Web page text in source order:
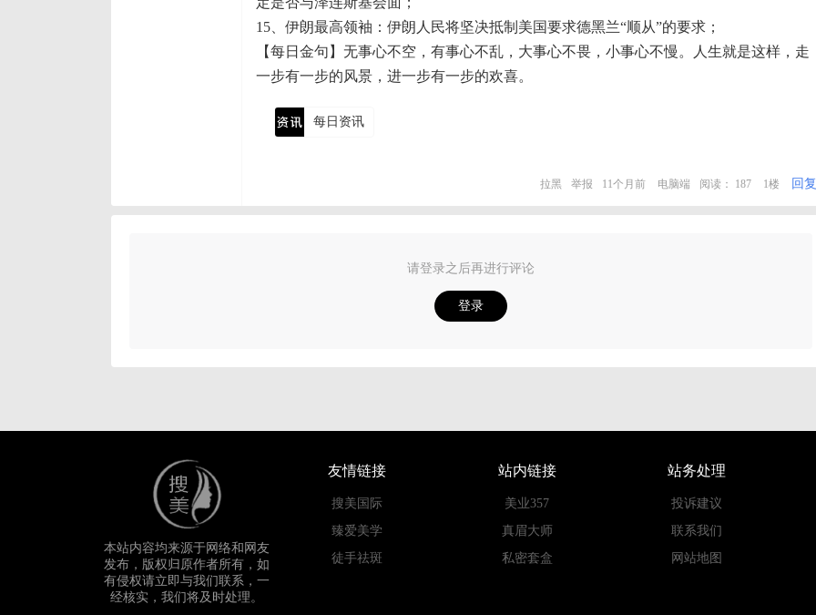
15、伊朗最高领袖：伊朗人民将坚决抵制美国要求德黑兰“顺从”的要求；
【每日金句】无事心不空，有事心不乱，大事心不畏，小事心不慢。人生就是这样，走
一步有一步的风景，进一步有一步的欢喜。
每日资讯
拉黑 举报 11个月前 电脑端 阅读： 187 1楼 回复
请登录之后再进行评论
登录
本站内容均来源于网络和网友
发布，版权归原作者所有，如
有侵权请立即与我们联系，一
经核实，我们将及时处理。
友情链接
搜美国际
臻爱美学
徒手祛斑
站内链接
美业357
真眉大师
私密套盒
站务处理
投诉建议
联系我们
网站地图